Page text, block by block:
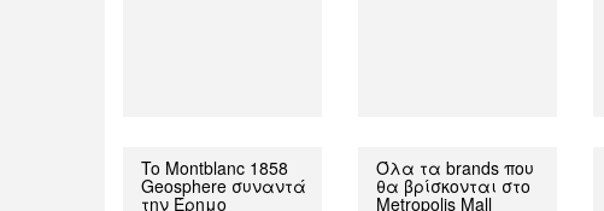
To Montblanc 1858
Geosphere συναντά
την Έρημο
Όλα τα brands που
θα βρίσκονται στο
Metropolis Mall